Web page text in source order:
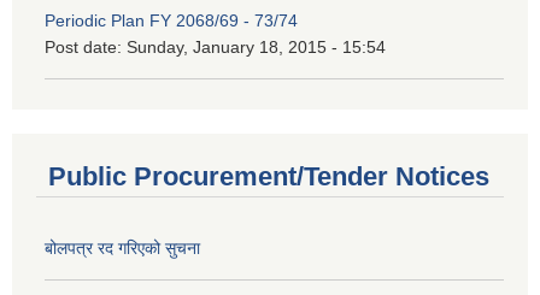
Periodic Plan FY 2068/69 - 73/74
Post date: Sunday, January 18, 2015 - 15:54
Public Procurement/Tender Notices
बोलपत्र रद गरिएको सुचना